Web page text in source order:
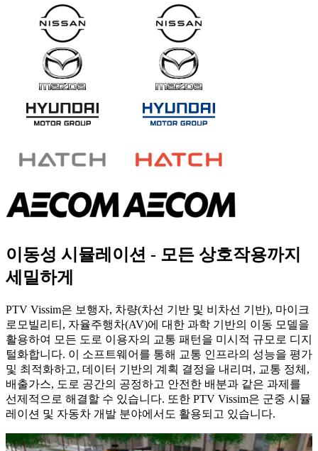
이동성 시뮬레이션 - 모든 상호작용까지
세밀하게
PTV Vissim은 보행자, 차량(차선 기반 및 비차선 기반), 마이크
로모빌리티, 자율주행차(AV)에 대한 과학 기반의 이동 모델을
활용하여 모든 도로 이용자의 교통 패턴을 미시적 규모로 디지
털화합니다. 이 소프트웨어를 통해 교통 인프라의 성능을 평가
및 최적화하고, 데이터 기반의 계획 결정을 내리며, 교통 정체,
배출가스, 도로 공간의 공정하고 안전한 배분과 같은 과제를
선제적으로 해결할 수 있습니다. 또한 PTV Vissim은 군중 시뮬
레이션 및 자동차 개발 분야에서도 활용되고 있습니다.